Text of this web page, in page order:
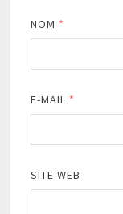
NOM *
E-MAIL *
SITE WEB